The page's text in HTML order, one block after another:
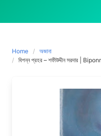
Home
অজানা
বিপন্ন প্রহর – শফীউদ্দীন সরদার |